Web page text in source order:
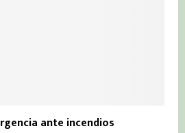
ante incendios